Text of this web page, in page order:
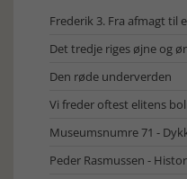
Frederik 3. Fra afmagt til
Det tredje riges øjne og
Den røde underverden
Vi freder oftest elitens
Museumsnumre 71 -
Peder Rasmussen -